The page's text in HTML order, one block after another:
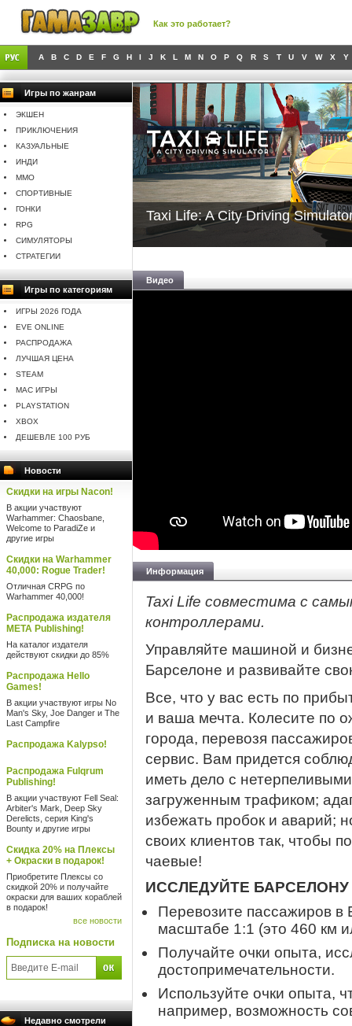
Как это работает?
A B C D E F G H I J K L M N O P Q R S T U V W X Y
Игры по жанрам
ЭКШЕН
ПРИКЛЮЧЕНИЯ
КАЗУАЛЬНЫЕ
ИНДИ
MMO
СПОРТИВНЫЕ
ГОНКИ
RPG
СИМУЛЯТОРЫ
СТРАТЕГИИ
Игры по категориям
ИГРЫ 2026 ГОДА
EVE ONLINE
РАСПРОДАЖА
ЛУЧШАЯ ЦЕНА
STEAM
MAC ИГРЫ
PLAYSTATION
XBOX
ДЕШЕВЛЕ 100 РУБ
Новости
Скидки на игры Nacon!
В акции участвуют
Warhammer: Chaosbane,
Welcome to ParadiZe и
другие игры
Скидки на Warhammer
40,000: Rogue Trader!
Отличная CRPG по
Warhammer 40,000!
Распродажа издателя
META Publishing!
На каталог издателя
действуют скидки до 85%
Распродажа Hello
Games!
В акции участвуют игры No
Man's Sky, Joe Danger и The
Last Campfire
Распродажа Kalypso!
Распродажа Fulqrum
Publishing!
В акции участвуют Fell Seal:
Arbiter's Mark, Deep Sky
Derelicts, серия King's
Bounty и другие игры
Скидка 20% на Плексы
+ Окраски в подарок!
Приобретите Плексы со
скидкой 20% и получайте
окраски для ваших кораблей
в подарок!
все новости
Подписка на новости
Недавно смотрели
Taxi Life: A City Driving
Видео
Информация
Taxi Life совместима с
контроллерами.
Управляйте машиной и
Барселоне и развивайте
Все, что у вас есть по
и ваша мечта. Колесите по
города, перевозя
сервис. Вам придется
иметь дело с
загруженным трафиком;
избежать пробок и аварий;
своих клиентов так, чтобы
чаевые!
ИССЛЕДУЙТЕ БАРСЕЛОНУ
Перевозите пассажиров в
масштабе 1:1 (это 460 км
Получайте очки опыта,
достопримечательности.
Используйте очки опыта,
например, возможность